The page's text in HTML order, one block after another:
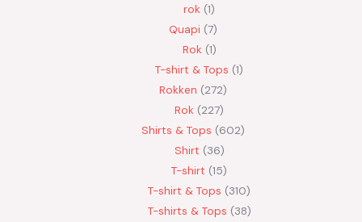
rok 1
Quapi 7
Rok 1
T-shirt & Tops 1
Rokken 272
Rok 227
Shirts & Tops 602
Shirt 36
T-shirt 15
T-shirt & Tops 310
T-shirts & Tops 38